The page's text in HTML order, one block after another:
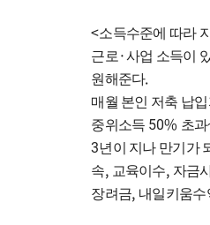
<소득수준에 따라
근로·사업 소득이
원해준다.
매월 본인 저축 납
중위소득 50% 초과
3년이 지나 만기가
속, 교육이수, 자금
장려금, 내일키움수